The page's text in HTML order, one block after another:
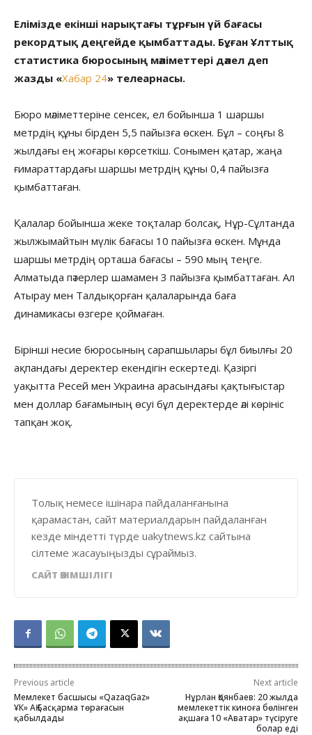
Елімізде екінші нарықтағы тұрғын үй бағасы
рекордтық деңгейде қымбаттады. Бұған Ұлттық
статистика бюросының мәліметтері дәлел деп
жазды «Хабар 24» телеарнасы.
Бюро мәліметтеріне сенсек, ел бойынша 1 шаршы
метрдің құны бірден 5,5 пайызға өскен. Бұл – соңғы 8
жылдағы ең жоғары көрсеткіш. Сонымен қатар, жаңа
ғимараттардағы шаршы метрдің құны 0,4 пайызға
қымбаттаған.
Қалалар бойынша жеке тоқталар болсақ, Нұр-Сұлтанда
жылжымайтын мүлік бағасы 10 пайызға өскен. Мұнда
шаршы метрдің орташа бағасы – 590 мың теңге.
Алматыда пәтерлер шамамен 3 пайызға қымбаттаған. Ал
Атырау мен Талдықорған қалаларында баға
динамикасы өзгере қоймаған.
Бірінші несие бюросының сарапшылары бұл биылғы 20
ақпандағы деректер екендігін ескертеді. Қазіргі
уақытта Ресей мен Украина арасындағы қақтығыстар
мен доллар бағамының өсуі бұл деректерде әлі көрініс
тапқан жоқ.
Толық немесе ішінара пайдаланғанына
қарамастан, сайт материалдарын пайдаланған
кезде міндетті түрде uakytnews.kz сайтына
сілтеме жасауыңызды сұраймыз.
САЙТ ӘКІМШІЛІГІ
Previous article
Мемлекет басшысы «QazaqGaz»
ҰК» АҚ Басқарма төрағасын
қабылдады
Next article
Нұрлан Қоянбаев: 20 жылда
мемлекеттік киноға бөлінген
ақшаға 10 «Аватар» түсіруге
болар еді